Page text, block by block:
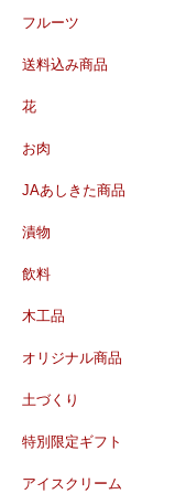
フルーツ
送料込み商品
花
お肉
JAあしきた商品
漬物
飲料
木工品
オリジナル商品
土づくり
特別限定ギフト
アイスクリーム